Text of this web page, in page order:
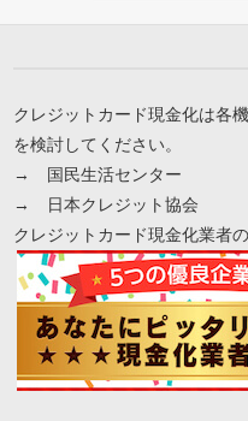
クレジットカード現金化は各
を検討してください。
→
国民生活センター
→
日本クレジット協会
クレジットカード現金化業